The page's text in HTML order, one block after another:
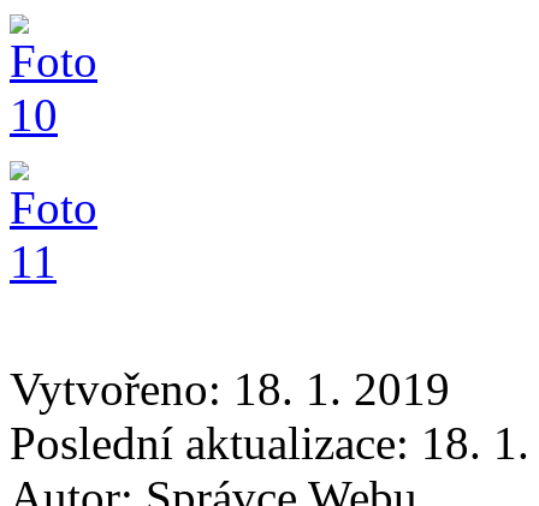
Vytvořeno: 18. 1. 2019
Poslední aktualizace: 18.